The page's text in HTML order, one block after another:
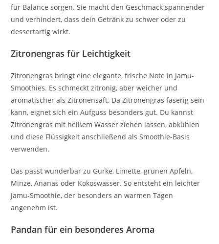
für Balance sorgen. Sie macht den Geschmack spannender
und verhindert, dass dein Getränk zu schwer oder zu
dessertartig wirkt.
Zitronengras für Leichtigkeit
Zitronengras bringt eine elegante, frische Note in Jamu-
Smoothies. Es schmeckt zitronig, aber weicher und
aromatischer als Zitronensaft. Da Zitronengras faserig sein
kann, eignet sich ein Aufguss besonders gut. Du kannst
Zitronengras mit heißem Wasser ziehen lassen, abkühlen
und diese Flüssigkeit anschließend als Smoothie-Basis
verwenden.
Das passt wunderbar zu Gurke, Limette, grünen Äpfeln,
Minze, Ananas oder Kokoswasser. So entsteht ein leichter
Jamu-Smoothie, der besonders an warmen Tagen
angenehm ist.
Pandan für ein besonderes Aroma